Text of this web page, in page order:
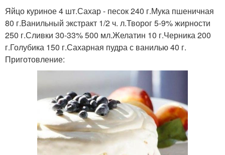
Яйцо куриное 4 шт.Сахар - песок 240 г.Мука пшеничная
80 г.Ванильный экстракт 1/2 ч. л.Творог 5-9% жирности
250 г.Сливки 30-33% 500 мл.Желатин 10 г.Черника 200
г.Голубика 150 г.Сахарная пудра с ванилью 40 г.
Приготовление: